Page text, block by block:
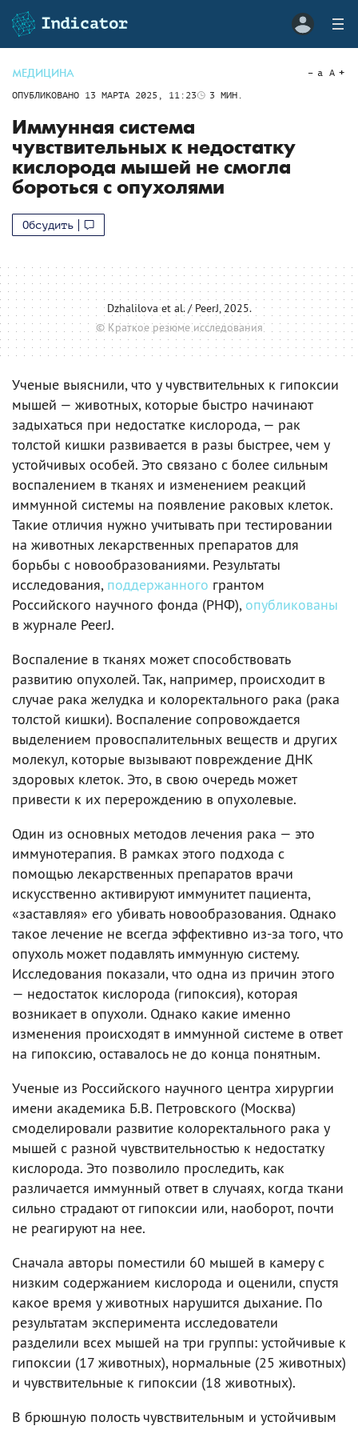
МЕДИЦИНА
ОПУБЛИКОВАНО 13 МАРТА 2025, 11:23 3 МИН.
a A
Иммунная система
чувствительных к недостатку
кислорода мышей не смогла
бороться с опухолями
Обсудить
Dzhalilova et al. / PeerJ, 2025.
© Краткое резюме исследования
Ученые выяснили, что у чувствительных к гипоксии
мышей — животных, которые быстро начинают
задыхаться при недостатке кислорода, — рак
толстой кишки развивается в разы быстрее, чем у
устойчивых особей. Это связано с более сильным
воспалением в тканях и изменением реакций
иммунной системы на появление раковых клеток.
Такие отличия нужно учитывать при тестировании
на животных лекарственных препаратов для
борьбы с новообразованиями. Результаты
исследования, поддержанного грантом
Российского научного фонда (РНФ), опубликованы
в журнале PeerJ.
Воспаление в тканях может способствовать
развитию опухолей. Так, например, происходит в
случае рака желудка и колоректального рака (рака
толстой кишки). Воспаление сопровождается
выделением провоспалительных веществ и других
молекул, которые вызывают повреждение ДНК
здоровых клеток. Это, в свою очередь может
привести к их перерождению в опухолевые.
Один из основных методов лечения рака — это
иммунотерапия. В рамках этого подхода с
помощью лекарственных препаратов врачи
искусственно активируют иммунитет пациента,
«заставляя» его убивать новообразования. Однако
такое лечение не всегда эффективно из-за того, что
опухоль может подавлять иммунную систему.
Исследования показали, что одна из причин этого
— недостаток кислорода (гипоксия), которая
возникает в опухоли. Однако какие именно
изменения происходят в иммунной системе в ответ
на гипоксию, оставалось не до конца понятным.
Ученые из Российского научного центра хирургии
имени академика Б.В. Петровского (Москва)
смоделировали развитие колоректального рака у
мышей с разной чувствительностью к недостатку
кислорода. Это позволило проследить, как
различается иммунный ответ в случаях, когда ткани
сильно страдают от гипоксии или, наоборот, почти
не реагируют на нее.
Сначала авторы поместили 60 мышей в камеру с
низким содержанием кислорода и оценили, спустя
какое время у животных нарушится дыхание. По
результатам эксперимента исследователи
разделили всех мышей на три группы: устойчивые к
гипоксии (17 животных), нормальные (25 животных)
и чувствительные к гипоксии (18 животных).
В брюшную полость чувствительным и устойчивым